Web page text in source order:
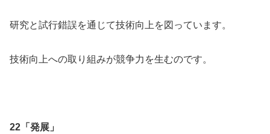
研究と試行錯誤を通じて技術向上を図っています。
技術向上への取り組みが競争力を生むのです。
22「発展」